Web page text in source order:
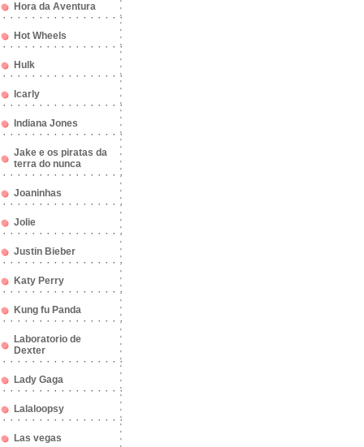
Hora da Aventura
Hot Wheels
Hulk
Icarly
Indiana Jones
Jake e os piratas da
terra do nunca
Joaninhas
Jolie
Justin Bieber
Katy Perry
Kung fu Panda
Laboratorio de
Dexter
Lady Gaga
Lalaloopsy
Las vegas